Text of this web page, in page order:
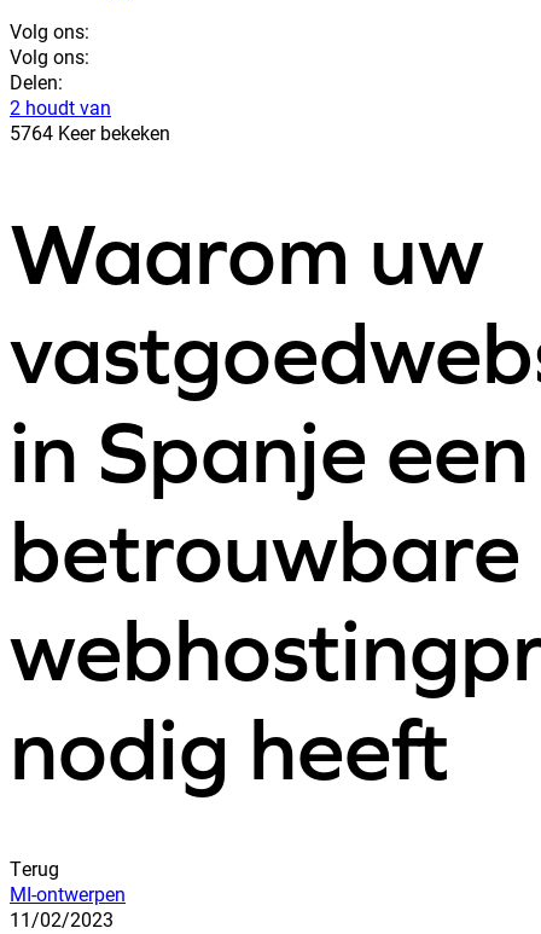
Volg ons:
Volg ons:
Delen:
2 houdt van
5764 Keer bekeken
Waarom uw
in Spanje een
betrouwbare
nodig heeft
Terug
MI-ontwerpen
11/02/2023